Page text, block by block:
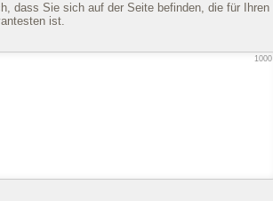
dass Sie sich auf der Seite befinden, die für Ihren
ist.
1000